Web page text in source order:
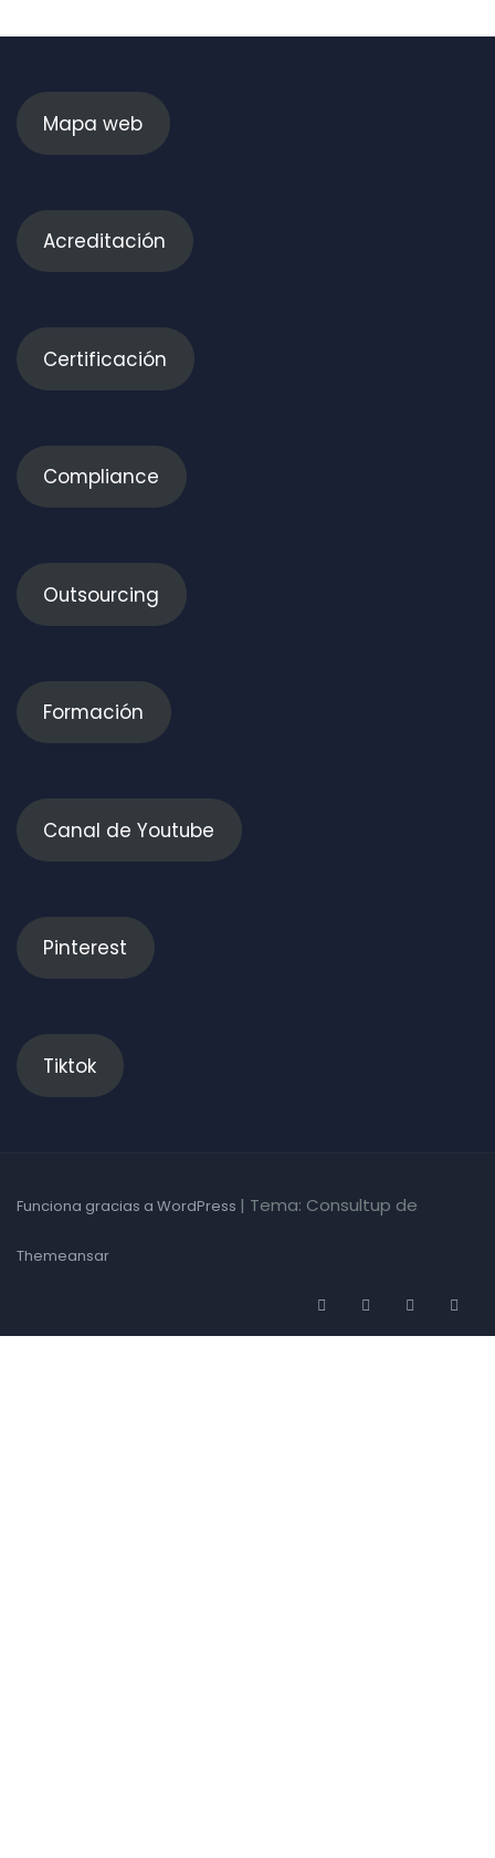
Mapa web
Acreditación
Certificación
Compliance
Outsourcing
Formación
Canal de Youtube
Pinterest
Tiktok
Funciona gracias a WordPress | Tema: Consultup de
Themeansar